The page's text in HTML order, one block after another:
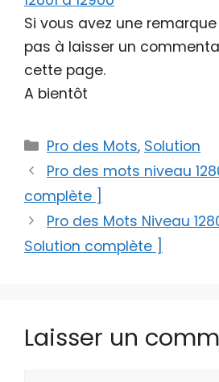
Si vous avez une remarque
pas à laisser un
cette page.
A bientôt
Catégories
Pro des Mots, Solution
Pro des mots niveau
complète ]
Pro des Mots Niveau
Solution complète ]
Laisser un